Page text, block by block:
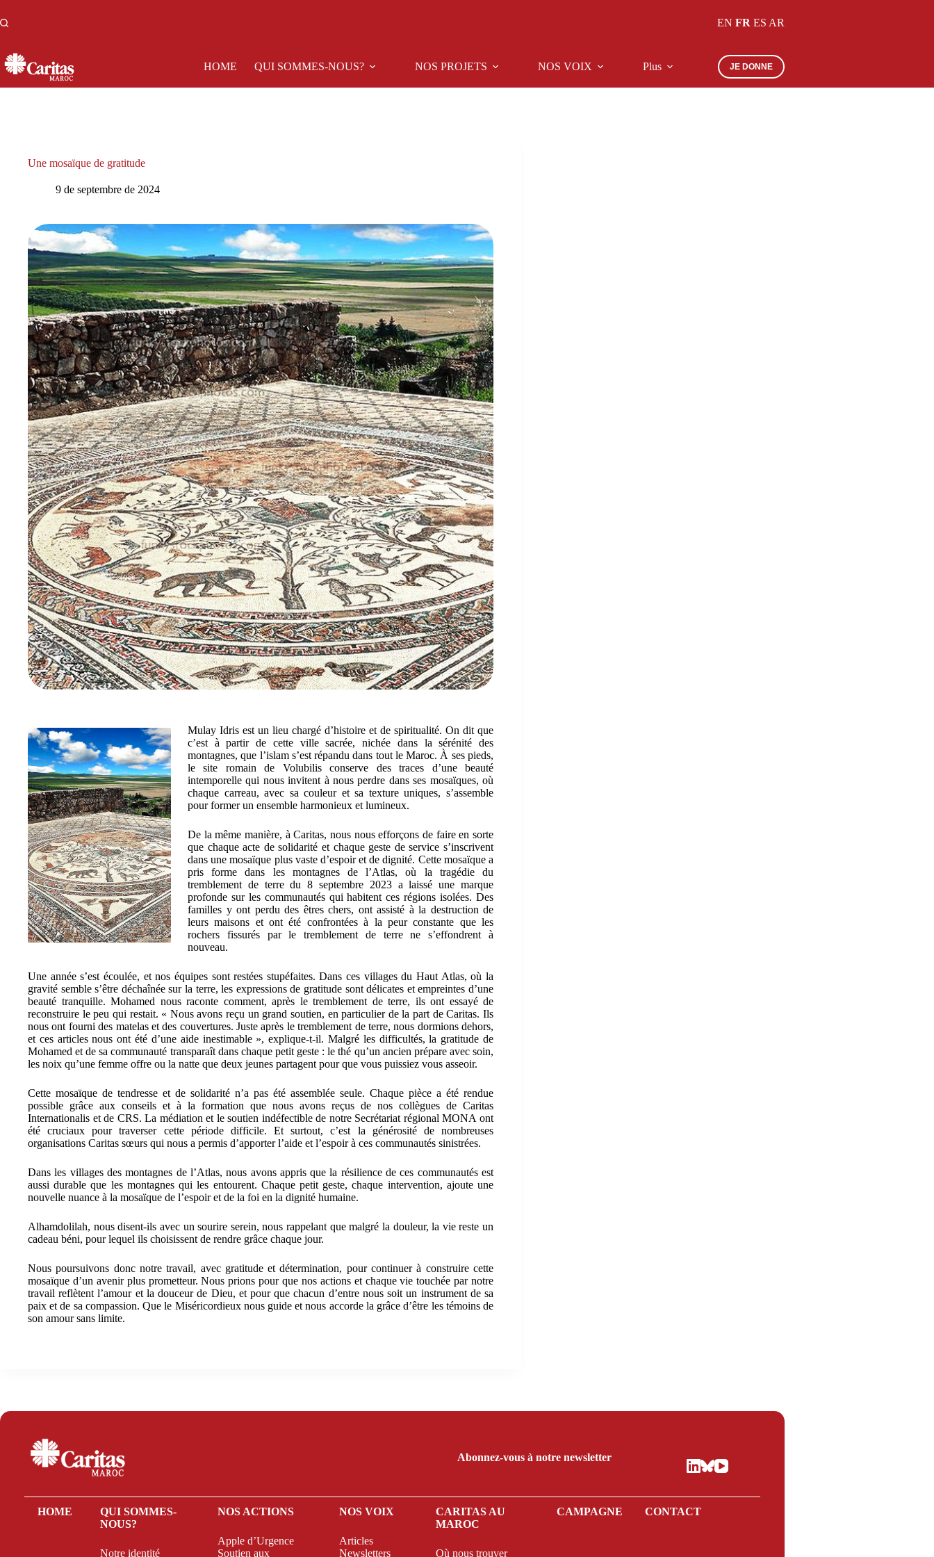
au
contenu
EN FR ES AR
HOME QUI SOMMES-NOUS? NOS PROJETS NOS VOIX Plus JE DONNE
Une mosaïque de gratitude
9 de septembre de 2024
Mulay Idris est un lieu chargé d’histoire et de spiritualité. On dit que
c’est à partir de cette ville sacrée, nichée dans la sérénité des
montagnes, que l’islam s’est répandu dans tout le Maroc. À ses pieds,
le site romain de Volubilis conserve des traces d’une beauté
intemporelle qui nous invitent à nous perdre dans ses mosaïques, où
chaque carreau, avec sa couleur et sa texture uniques, s’assemble
pour former un ensemble harmonieux et lumineux.
De la même manière, à Caritas, nous nous efforçons de faire en sorte
que chaque acte de solidarité et chaque geste de service s’inscrivent
dans une mosaïque plus vaste d’espoir et de dignité. Cette mosaïque a
pris forme dans les montagnes de l’Atlas, où la tragédie du
tremblement de terre du 8 septembre 2023 a laissé une marque
profonde sur les communautés qui habitent ces régions isolées. Des
familles y ont perdu des êtres chers, ont assisté à la destruction de
leurs maisons et ont été confrontées à la peur constante que les
rochers fissurés par le tremblement de terre ne s’effondrent à
nouveau.
Une année s’est écoulée, et nos équipes sont restées stupéfaites. Dans ces villages du Haut Atlas, où la
gravité semble s’être déchaînée sur la terre, les expressions de gratitude sont délicates et empreintes d’une
beauté tranquille. Mohamed nous raconte comment, après le tremblement de terre, ils ont essayé de
reconstruire le peu qui restait. « Nous avons reçu un grand soutien, en particulier de la part de Caritas. Ils
nous ont fourni des matelas et des couvertures. Juste après le tremblement de terre, nous dormions dehors,
et ces articles nous ont été d’une aide inestimable », explique-t-il. Malgré les difficultés, la gratitude de
Mohamed et de sa communauté transparaît dans chaque petit geste : le thé qu’un ancien prépare avec soin,
les noix qu’une femme offre ou la natte que deux jeunes partagent pour que vous puissiez vous asseoir.
Cette mosaïque de tendresse et de solidarité n’a pas été assemblée seule. Chaque pièce a été rendue
possible grâce aux conseils et à la formation que nous avons reçus de nos collègues de Caritas
Internationalis et de CRS. La médiation et le soutien indéfectible de notre Secrétariat régional MONA ont
été cruciaux pour traverser cette période difficile. Et surtout, c’est la générosité de nombreuses
organisations Caritas sœurs qui nous a permis d’apporter l’aide et l’espoir à ces communautés sinistrées.
Dans les villages des montagnes de l’Atlas, nous avons appris que la résilience de ces communautés est
aussi durable que les montagnes qui les entourent. Chaque petit geste, chaque intervention, ajoute une
nouvelle nuance à la mosaïque de l’espoir et de la foi en la dignité humaine.
Alhamdolilah, nous disent-ils avec un sourire serein, nous rappelant que malgré la douleur, la vie reste un
cadeau béni, pour lequel ils choisissent de rendre grâce chaque jour.
Nous poursuivons donc notre travail, avec gratitude et détermination, pour continuer à construire cette
mosaïque d’un avenir plus prometteur. Nous prions pour que nos actions et chaque vie touchée par notre
travail reflètent l’amour et la douceur de Dieu, et pour que chacun d’entre nous soit un instrument de sa
paix et de sa compassion. Que le Miséricordieux nous guide et nous accorde la grâce d’être les témoins de
son amour sans limite.
Abonnez-vous à notre newsletter
HOME
QUI SOMMES-
NOUS?
Notre identité
NOS ACTIONS
Apple d’Urgence
Soutien aux
NOS VOIX
Articles
Newsletters
CARITAS AU
MAROC
Où nous trouver
CAMPAGNE CONTACT